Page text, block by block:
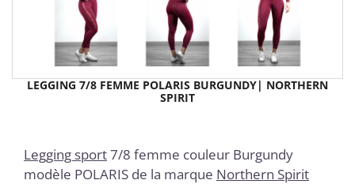
LEGGING 7/8 FEMME POLARIS BURGUNDY| NORTHERN
SPIRIT
Legging sport7/8 femme couleur Burgundy
modèle POLARIS de la marque Northern Spirit